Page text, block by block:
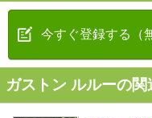
今すぐ登録する（
ガストン ルルーの関